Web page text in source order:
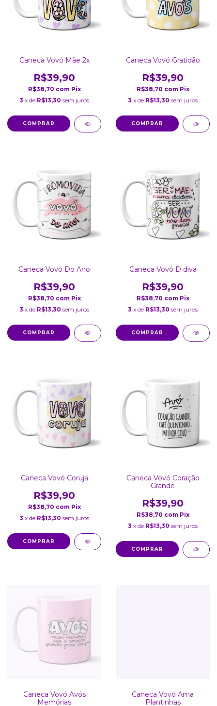
Caneca Vovó Mãe 2x
R$39,90
R$38,70 com Pix
3 x de R$13,30 sem juros
COMPRAR
Caneca Vovó Gratidão
R$39,90
R$38,70 com Pix
3 x de R$13,30 sem juros
COMPRAR
Caneca Vovó Do Ano
R$39,90
R$38,70 com Pix
3 x de R$13,30 sem juros
COMPRAR
Caneca Vovó D diva
R$39,90
R$38,70 com Pix
3 x de R$13,30 sem juros
COMPRAR
Caneca Vovó Coruja
R$39,90
R$38,70 com Pix
3 x de R$13,30 sem juros
COMPRAR
Caneca Vovó Coração
Grande
R$39,90
R$38,70 com Pix
3 x de R$13,30 sem juros
COMPRAR
Caneca Vovó Avós
Memórias
Caneca Vovó Ama
Plantinhas